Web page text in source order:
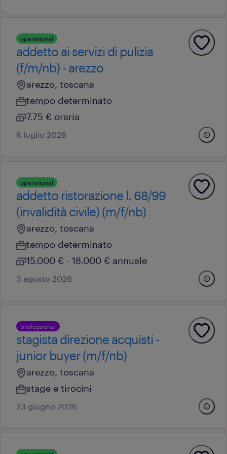
operational
addetto ai servizi di pulizia
(f/m/nb) - arezzo
arezzo, toscana
tempo determinato
7.75 € oraria
8 luglio 2026
operational
addetto ristorazione l. 68/99
(invalidità civile) (m/f/nb)
arezzo, toscana
tempo determinato
15.000 € - 18.000 € annuale
3 agosto 2026
professional
stagista direzione acquisti -
junior buyer (m/f/nb)
arezzo, toscana
stage e tirocini
23 giugno 2026